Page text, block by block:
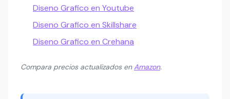
Diseno Grafico en Youtube
Diseno Grafico en Skillshare
Diseno Grafico en Crehana
Compara precios actualizados enAmazon.